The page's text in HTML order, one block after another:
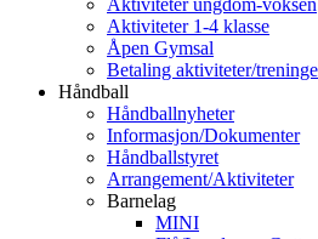
Aktiviteter ungdom-voksen
Aktiviteter 1-4 klasse
Åpen Gymsal
Betaling aktiviteter/
Håndball
Håndballnyheter
Informasjon/Dokumenter
Håndballstyret
Arrangement/Aktiviteter
Barnelag
MINI